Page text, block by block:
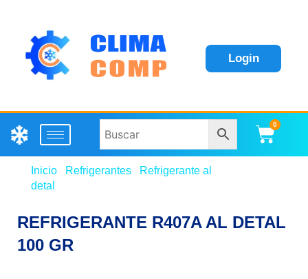
Login
0
Inicio Refrigerantes
Refrigerante al
detal
REFRIGERANTE R407A AL DETAL
100 GR